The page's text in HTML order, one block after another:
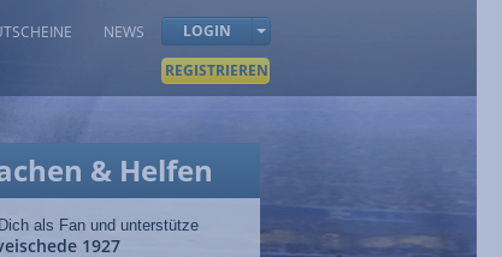
NEWS
LOGIN
REGISTRIEREN
& Helfen
als Fan und unterstütze
1927